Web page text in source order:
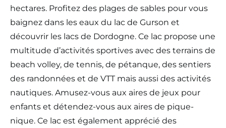
hectares. Profitez des plages de sables pour vous
baignez dans les eaux du lac de Gurson et
découvrir les lacs de Dordogne. Ce lac propose une
multitude d’activités sportives avec des terrains de
beach volley, de tennis, de pétanque, des sentiers
des randonnées et de VTT mais aussi des activités
nautiques. Amusez-vous aux aires de jeux pour
enfants et détendez-vous aux aires de pique-
nique. Ce lac est également apprécié des